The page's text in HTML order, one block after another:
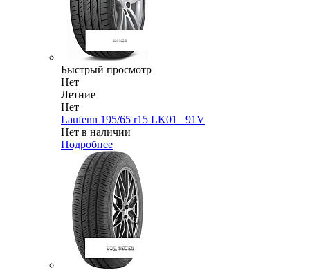
Быстрый просмотр
Нет
Летние
Нет
Laufenn 195/65 r15 LK01_ 91V
Нет в наличии
Подробнее